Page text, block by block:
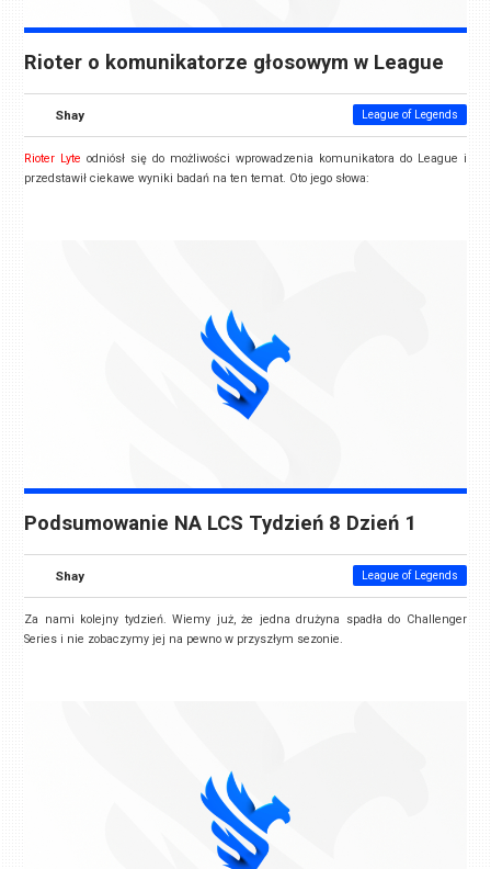
Rioter o komunikatorze głosowym w League
Shay League of Legends
Rioter Lyte odniósł się do możliwości wprowadzenia komunikatora do League i
przedstawił ciekawe wyniki badań na ten temat. Oto jego słowa:
Podsumowanie NA LCS Tydzień 8 Dzień 1
Shay League of Legends
Za nami kolejny tydzień. Wiemy już, że jedna drużyna spadła do Challenger
Series i nie zobaczymy jej na pewno w przyszłym sezonie.